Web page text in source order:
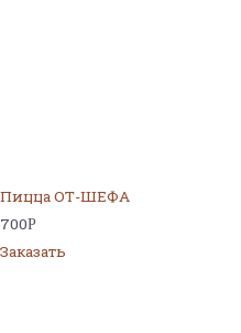
Пицца ОТ-ШЕФА
700Р
Заказать